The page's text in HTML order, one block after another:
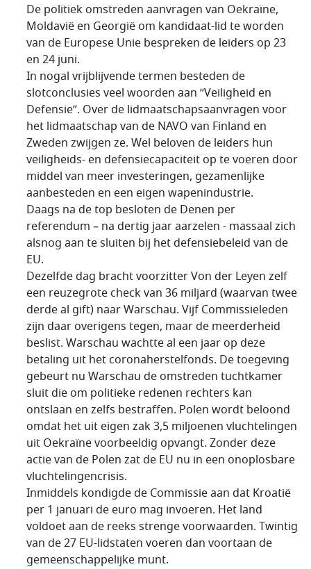
De politiek omstreden aanvragen van Oekraïne,
Moldavië en Georgië om kandidaat-lid te worden
van de Europese Unie bespreken de leiders op 23
en 24 juni.
In nogal vrijblijvende termen besteden de
slotconclusies veel woorden aan “Veiligheid en
Defensie”. Over de lidmaatschapsaanvragen voor
het lidmaatschap van de NAVO van Finland en
Zweden zwijgen ze. Wel beloven de leiders hun
veiligheids- en defensiecapaciteit op te voeren door
middel van meer investeringen, gezamenlijke
aanbesteden en een eigen wapenindustrie.
Daags na de top besloten de Denen per
referendum – na dertig jaar aarzelen - massaal zich
alsnog aan te sluiten bij het defensiebeleid van de
EU.
Dezelfde dag bracht voorzitter Von der Leyen zelf
een reuzegrote check van 36 miljard (waarvan twee
derde al gift) naar Warschau. Vijf Commissieleden
zijn daar overigens tegen, maar de meerderheid
beslist. Warschau wachtte al een jaar op deze
betaling uit het coronaherstelfonds. De toegeving
gebeurt nu Warschau de omstreden tuchtkamer
sluit die om politieke redenen rechters kan
ontslaan en zelfs bestraffen. Polen wordt beloond
omdat het uit eigen zak 3,5 miljoenen vluchtelingen
uit Oekraïne voorbeeldig opvangt. Zonder deze
actie van de Polen zat de EU nu in een onoplosbare
vluchtelingencrisis.
Inmiddels kondigde de Commissie aan dat Kroatië
per 1 januari de euro mag invoeren. Het land
voldoet aan de reeks strenge voorwaarden. Twintig
van de 27 EU-lidstaten voeren dan voortaan de
gemeenschappelijke munt.